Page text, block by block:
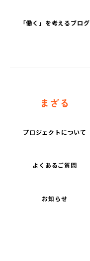
「働く」を考えるブログ
まざる
プロジェクトについて
よくあるご質問
お知らせ